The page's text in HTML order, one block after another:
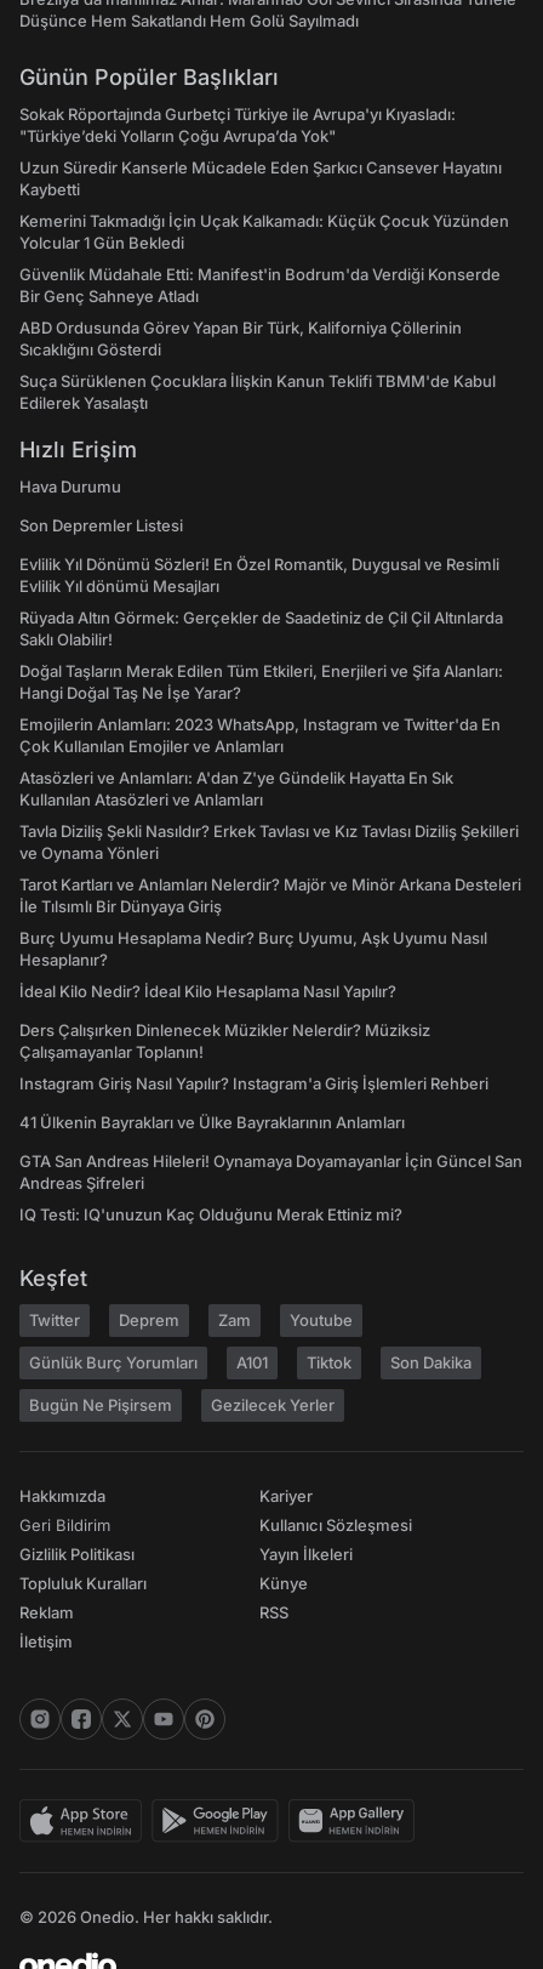
Düşünce Hem Sakatlandı Hem Golü Sayılmadı
Günün Popüler Başlıkları
Sokak Röportajında Gurbetçi Türkiye ile Avrupa'yı Kıyasladı:
"Türkiye’deki Yolların Çoğu Avrupa’da Yok"
Uzun Süredir Kanserle Mücadele Eden Şarkıcı Cansever Hayatını
Kaybetti
Kemerini Takmadığı İçin Uçak Kalkamadı: Küçük Çocuk Yüzünden
Yolcular 1 Gün Bekledi
Güvenlik Müdahale Etti: Manifest'in Bodrum'da Verdiği Konserde
Bir Genç Sahneye Atladı
ABD Ordusunda Görev Yapan Bir Türk, Kaliforniya Çöllerinin
Sıcaklığını Gösterdi
Suça Sürüklenen Çocuklara İlişkin Kanun Teklifi TBMM'de Kabul
Edilerek Yasalaştı
Hızlı Erişim
Hava Durumu
Son Depremler Listesi
Evlilik Yıl Dönümü Sözleri! En Özel Romantik, Duygusal ve Resimli
Evlilik Yıl dönümü Mesajları
Rüyada Altın Görmek: Gerçekler de Saadetiniz de Çil Çil Altınlarda
Saklı Olabilir!
Doğal Taşların Merak Edilen Tüm Etkileri, Enerjileri ve Şifa Alanları:
Hangi Doğal Taş Ne İşe Yarar?
Emojilerin Anlamları: 2023 WhatsApp, Instagram ve Twitter'da En
Çok Kullanılan Emojiler ve Anlamları
Atasözleri ve Anlamları: A'dan Z'ye Gündelik Hayatta En Sık
Kullanılan Atasözleri ve Anlamları
Tavla Diziliş Şekli Nasıldır? Erkek Tavlası ve Kız Tavlası Diziliş Şekilleri
ve Oynama Yönleri
Tarot Kartları ve Anlamları Nelerdir? Majör ve Minör Arkana Desteleri
İle Tılsımlı Bir Dünyaya Giriş
Burç Uyumu Hesaplama Nedir? Burç Uyumu, Aşk Uyumu Nasıl
Hesaplanır?
İdeal Kilo Nedir? İdeal Kilo Hesaplama Nasıl Yapılır?
Ders Çalışırken Dinlenecek Müzikler Nelerdir? Müziksiz
Çalışamayanlar Toplanın!
Instagram Giriş Nasıl Yapılır? Instagram'a Giriş İşlemleri Rehberi
41 Ülkenin Bayrakları ve Ülke Bayraklarının Anlamları
GTA San Andreas Hileleri! Oynamaya Doyamayanlar İçin Güncel San
Andreas Şifreleri
IQ Testi: IQ'unuzun Kaç Olduğunu Merak Ettiniz mi?
Keşfet
Twitter Deprem Zam Youtube
Günlük Burç Yorumları A101 Tiktok Son Dakika
Bugün Ne Pişirsem Gezilecek Yerler
Hakkımızda
Geri Bildirim
Gizlilik Politikası
Topluluk Kuralları
Reklam
İletişim
Kariyer
Kullanıcı Sözleşmesi
Yayın İlkeleri
Künye
RSS
© 2026 Onedio. Her hakkı saklıdır.